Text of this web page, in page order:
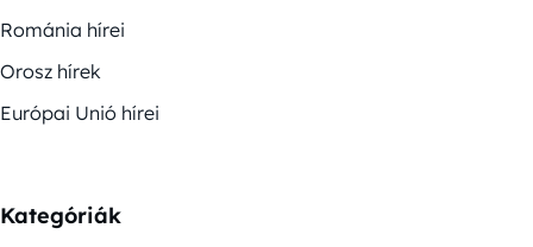
Románia hírei
Orosz hírek
Európai Unió hírei
Kategóriák